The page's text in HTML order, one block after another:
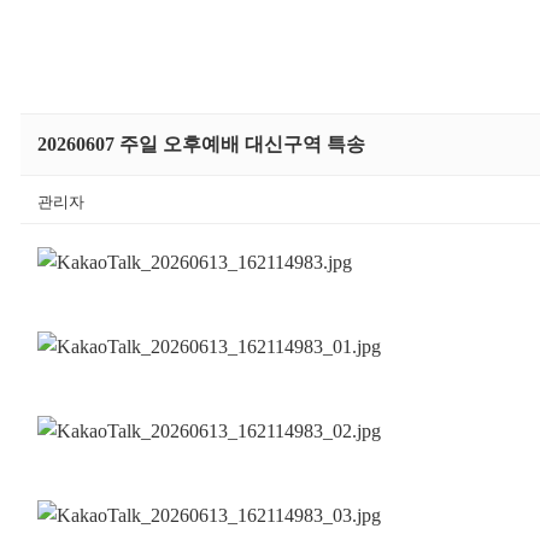
20260607 주일 오후예배 대신구역 특송
관리자